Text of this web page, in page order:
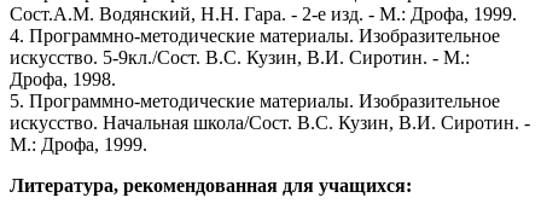
Сост.А.М. Водянский, Н.Н. Гара. - 2-е изд. - М.: Дрофа, 1999.
4. Программно-методические материалы. Изобразительное
искусство. 5-9кл./Сост. В.С. Кузин, В.И. Сиротин. - М.:
Дрофа, 1998.
5. Программно-методические материалы. Изобразительное
искусство. Начальная школа/Сост. В.С. Кузин, В.И. Сиротин. -
М.: Дрофа, 1999.
Литература, рекомендованная для учащихся: